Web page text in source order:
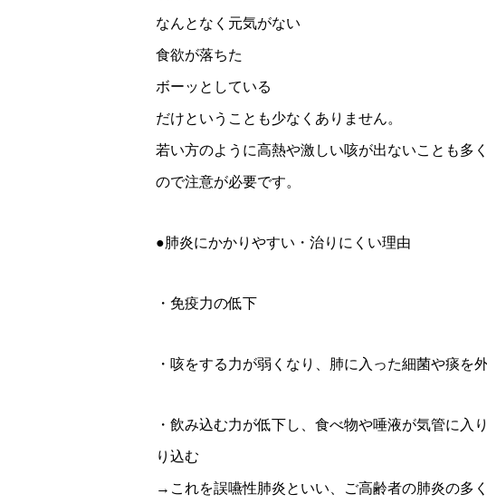
なんとなく元気がない
食欲が落ちた
ボーッとしている
だけということも少なくありません。
若い方のように高熱や激しい咳が出ないことも多
ので注意が必要です。
●肺炎にかかりやすい・治りにくい理由
・免疫力の低下
・咳をする力が弱くなり、肺に入った細菌や痰を
・飲み込む力が低下し、食べ物や唾液が気管に入
り込む
→これを誤嚥性肺炎といい、ご高齢者の肺炎の多